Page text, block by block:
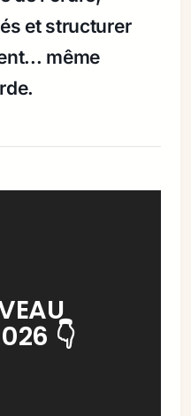
et structurer
même
👇